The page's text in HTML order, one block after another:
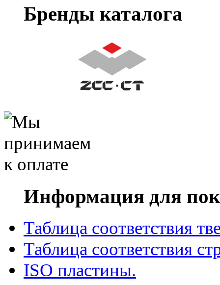
Бренды каталога
Информация для
Таблица соответствия
Таблица соответствия
ISO пластины.